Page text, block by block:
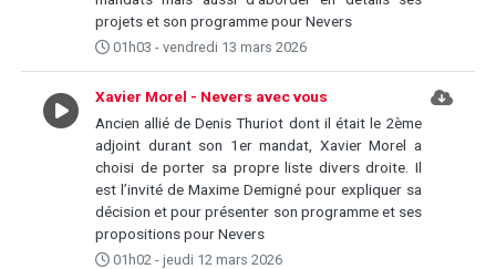
projets et son programme pour Nevers
01h03 - vendredi 13 mars 2026
Xavier Morel - Nevers avec vous
Ancien allié de Denis Thuriot dont il était le 2ème
adjoint durant son 1er mandat, Xavier Morel a
choisi de porter sa propre liste divers droite. Il
est l’invité de Maxime Demigné pour expliquer sa
décision et pour présenter son programme et ses
propositions pour Nevers
01h02 - jeudi 12 mars 2026